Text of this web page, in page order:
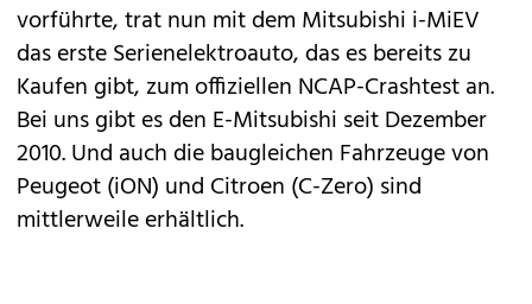
vorführte, trat nun mit dem Mitsubishi i-MiEV
das erste Serienelektroauto, das es bereits zu
Kaufen gibt, zum offiziellen NCAP-Crashtest an.
Bei uns gibt es den E-Mitsubishi seit Dezember
2010. Und auch die baugleichen Fahrzeuge von
Peugeot (iON) und Citroen (C-Zero) sind
mittlerweile erhältlich.